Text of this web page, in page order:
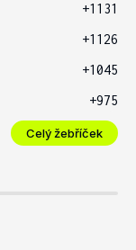
+1131
+1126
+1045
+975
Celý žebříček